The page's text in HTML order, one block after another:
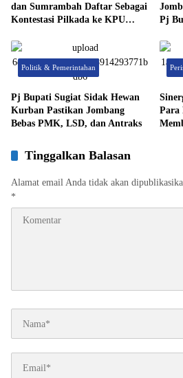
dan Sumrambah Daftar Sebagai
Kontestasi Pilkada ke KPU
Pj
Politik & Pemerintahan
Pj Bupati Sugiat Sidak Hewan
Kurban Pastikan Jombang
Bebas PMK, LSD, dan Antraks
Para
Tinggalkan Balasan
Alamat email Anda tidak akan
*